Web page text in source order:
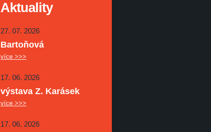
Aktuality
27. 07. 2026
Bartoňová
více >>>
17. 06. 2026
výstava Z. Karásek
více >>>
17. 06. 2026